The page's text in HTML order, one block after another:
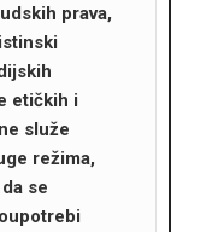
prava,
etičkih i
služe
režima,
se